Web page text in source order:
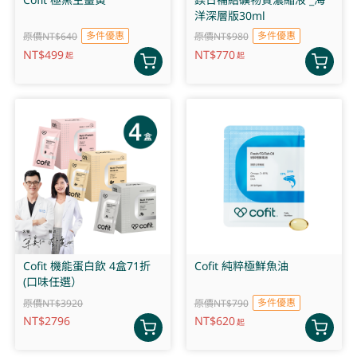
原價NT$640 多件優惠
NT$499起
洋深層版30ml
原價NT$980 多件優惠
NT$770起
Cofit 機能蛋白飲 4盒71折
(口味任選）
原價NT$3920
NT$2796
Cofit 純粹極鮮魚油
原價NT$790 多件優惠
NT$620起